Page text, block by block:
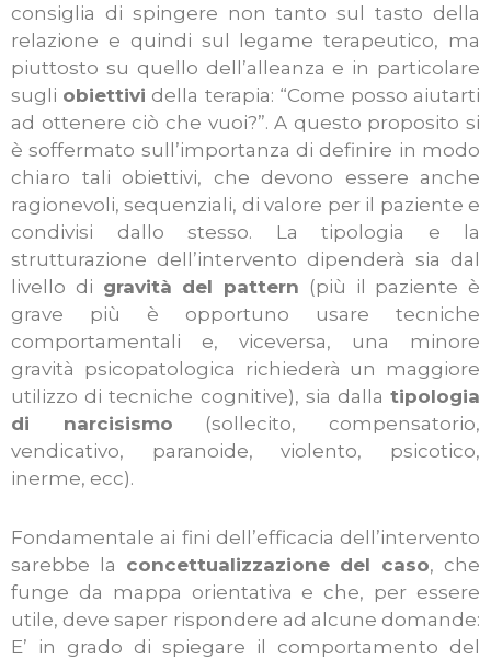
consiglia di spingere non tanto sul tasto della
relazione e quindi sul legame terapeutico, ma
piuttosto su quello dell’alleanza e in particolare
sugli obiettivi della terapia: “Come posso aiutarti
ad ottenere ciò che vuoi?”. A questo proposito si
è soffermato sull’importanza di definire in modo
chiaro tali obiettivi, che devono essere anche
ragionevoli, sequenziali, di valore per il paziente e
condivisi dallo stesso. La tipologia e la
strutturazione dell’intervento dipenderà sia dal
livello di gravità del pattern (più il paziente è
grave più è opportuno usare tecniche
comportamentali e, viceversa, una minore
gravità psicopatologica richiederà un maggiore
utilizzo di tecniche cognitive), sia dalla tipologia
di narcisismo (sollecito, compensatorio,
vendicativo, paranoide, violento, psicotico,
inerme, ecc).
Fondamentale ai fini dell’efficacia dell’intervento
sarebbe la concettualizzazione del caso, che
funge da mappa orientativa e che, per essere
utile, deve saper rispondere ad alcune domande:
E’ in grado di spiegare il comportamento del